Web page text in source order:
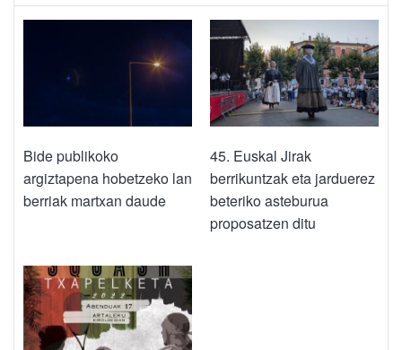
Bide publikoko
argiztapena hobetzeko lan
berriak martxan daude
45. Euskal Jirak
berrikuntzak eta jarduerez
beteriko asteburua
proposatzen ditu